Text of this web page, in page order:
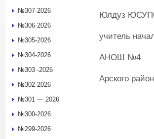
Юлдуз
учитель
АНОШ №4
Арского
№307-2026
№306-2026
№305-2026
№304-2026
№303 -2026
№302-2026
№301 — 2026
№300-2026
№299-2026